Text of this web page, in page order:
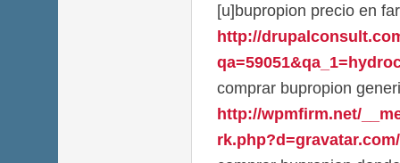
[u]bupropion precio en
http://
comprar bupropion
http://wpmfirm.net/